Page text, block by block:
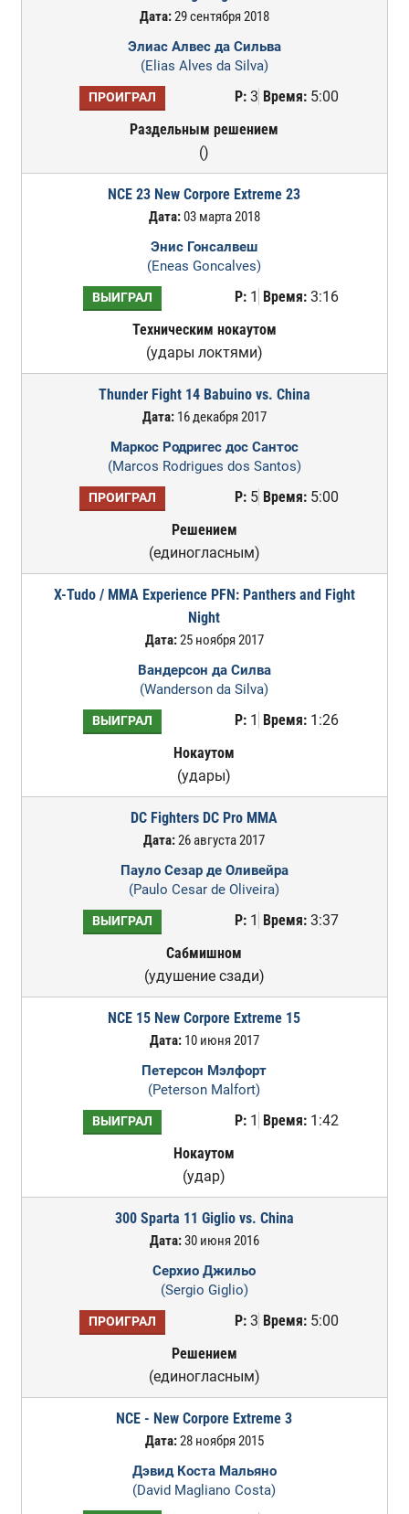
Дата:29 сентября 2018
Элиас Алвес да Сильва
(Elias Alves da Silva)
ПРОИГРАЛ Р:3 Время:5:00
Раздельным решением
()
NCE 23 New Corpore Extreme 23
Дата:03 марта 2018
Энис Гонсалвеш
(Eneas Goncalves)
ВЫИГРАЛ Р:1 Время:3:16
Техническим нокаутом
(удары локтями)
Thunder Fight 14 Babuino vs. China
Дата:16 декабря 2017
Маркос Родригес дос Сантос
(Marcos Rodrigues dos Santos)
ПРОИГРАЛ Р:5 Время:5:00
Решением
(единогласным)
X-Tudo / MMA Experience PFN: Panthers and Fight
Night
Дата:25 ноября 2017
Вандерсон да Силва
(Wanderson da Silva)
ВЫИГРАЛ Р:1 Время:1:26
Нокаутом
(удары)
DC Fighters DC Pro MMA
Дата:26 августа 2017
Пауло Сезар де Оливейра
(Paulo Cesar de Oliveira)
ВЫИГРАЛ Р:1 Время:3:37
Сабмишном
(удушение сзади)
NCE 15 New Corpore Extreme 15
Дата:10 июня 2017
Петерсон Мэлфорт
(Peterson Malfort)
ВЫИГРАЛ Р:1 Время:1:42
Нокаутом
(удар)
300 Sparta 11 Giglio vs. China
Дата:30 июня 2016
Серхио Джильо
(Sergio Giglio)
ПРОИГРАЛ Р:3 Время:5:00
Решением
(единогласным)
NCE - New Corpore Extreme 3
Дата:28 ноября 2015
Дэвид Коста Мальяно
(David Magliano Costa)